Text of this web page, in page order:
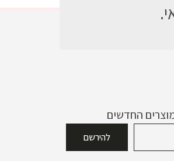
החדשים
להירשם